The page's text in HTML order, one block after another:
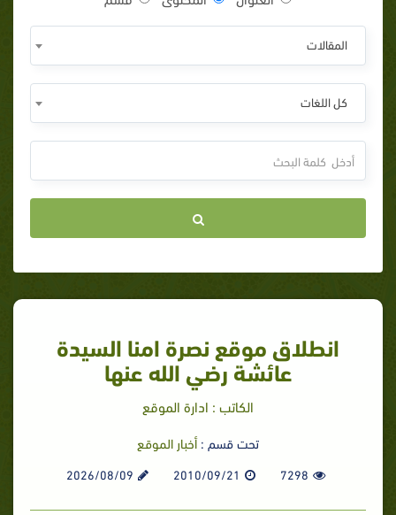
المقالات
كل اللغات
انطلاق موقع نصرة امنا السيدة
عائشة رضي الله عنها
الكاتب : ادارة الموقع
تحت قسم :أخبار الموقع
7298
2010/09/21
2026/08/09